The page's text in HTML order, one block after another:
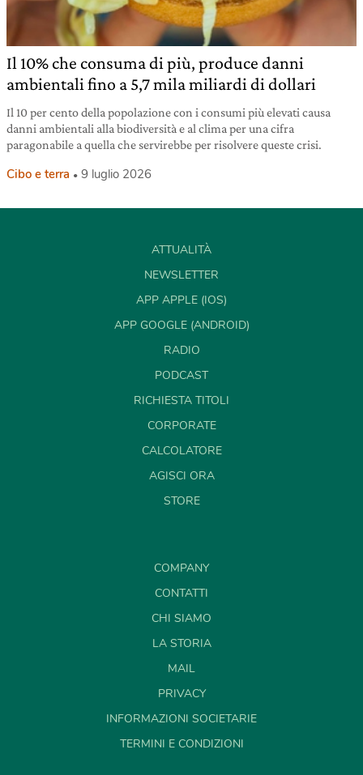
Il 10% che consuma di più, produce danni
ambientali fino a 5,7 mila miliardi di dollari
Il 10 per cento della popolazione con i consumi più elevati causa
danni ambientali alla biodiversità e al clima per una cifra
paragonabile a quella che servirebbe per risolvere queste crisi.
Cibo e terra 9 luglio 2026
ATTUALITÀ
NEWSLETTER
APP APPLE (IOS)
APP GOOGLE (ANDROID)
RADIO
PODCAST
RICHIESTA TITOLI
CORPORATE
CALCOLATORE
AGISCI ORA
STORE
COMPANY
CONTATTI
CHI SIAMO
LA STORIA
MAIL
PRIVACY
INFORMAZIONI SOCIETARIE
TERMINI E CONDIZIONI